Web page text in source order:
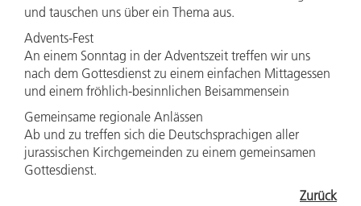
und tauschen uns über ein Thema aus.
Advents-Fest
An einem Sonntag in der Adventszeit treffen wir uns
nach dem Gottesdienst zu einem einfachen Mittagessen
und einem fröhlich-besinnlichen Beisammensein
Gemeinsame regionale Anlässen
Ab und zu treffen sich die Deutschsprachigen aller
jurassischen Kirchgemeinden zu einem gemeinsamen
Gottesdienst.
Zurück